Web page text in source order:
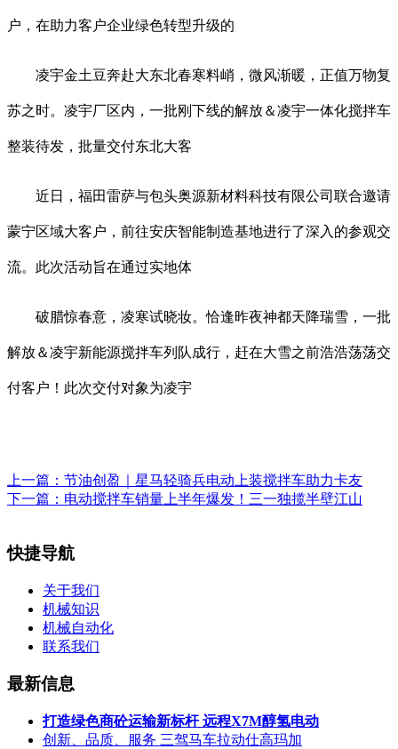
户，在助力客户企业绿色转型升级的
凌宇金土豆奔赴大东北春寒料峭，微风渐暖，正值万物复
苏之时。凌宇厂区内，一批刚下线的解放＆凌宇一体化搅拌车
整装待发，批量交付东北大客
近日，福田雷萨与包头奥源新材料科技有限公司联合邀请
蒙宁区域大客户，前往安庆智能制造基地进行了深入的参观交
流。此次活动旨在通过实地体
破腊惊春意，凌寒试晓妆。恰逢昨夜神都天降瑞雪，一批
解放＆凌宇新能源搅拌车列队成行，赶在大雪之前浩浩荡荡交
付客户！此次交付对象为凌宇
上一篇： 节油创盈｜星马轻骑兵电动上装搅拌车助力卡友
下一篇： 电动搅拌车销量上半年爆发！三一独揽半壁江山
快捷导航
关于我们
机械知识
机械自动化
联系我们
最新信息
打造绿色商砼运输新标杆 远程X7M醇氢电动
创新、品质、服务 三驾马车拉动仕高玛加